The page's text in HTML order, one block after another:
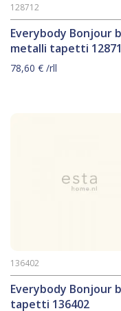
Everybody Bonjour
metalli tapetti
128712
78,60 € /rll
Everybody Bonjour
tapetti 136402
136402